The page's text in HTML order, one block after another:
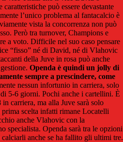
può essere devastante
l’unico problema al fantacalcio è
vista la concorrenza non può
Però tra turnover, Champions e
a voto. Difficile nel suo caso pensare
“fisso” né di David, né di Vlahovic
della Juve in rosa può anche
Openda è quindi un jolly di
sempre a prescindere, come
nessun infortunio in carriera, solo
5-6 giorni. Pochi anche i cartellini. È
carriera, ma alla Juve sarà solo
scelta infatti rimane Locatelli
anche Vlahovic con la
specialista. Openda sarà tra le opzioni
anche se ha fallito gli ultimi tre.